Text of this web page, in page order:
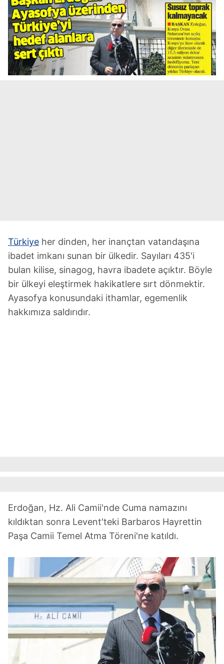
Türkiye her dinden, her inançtan vatandaşına
ibadet imkanı sunan bir ülkedir. Sayıları 435'i
bulan kilise, sinagog, havra ibadete açıktır. Böyle
bir ülkeyi eleştirmek hakikatlere sırt dönmektir.
Ayasofya konusundaki ithamlar, egemenlik
hakkımıza saldırıdır.
Erdoğan, Hz. Ali Camii'nde Cuma namazını
kıldıktan sonra Levent'teki Barbaros Hayrettin
Paşa Camii Temel Atma Töreni'ne katıldı.